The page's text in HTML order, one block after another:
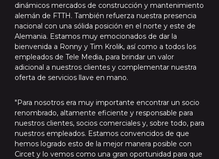
dinámicos mercados de construcción y mantenimiento
alemán de FTTH. También refuerza nuestra presencia
nacional con una sólida posición en el norte y este de
Alemania. Estamos muy emocionados de dar la
bienvenida a Ronny y Tim Krolik, así como a todos los
empleados de Tele Media, para brindar un valor
adicional a nuestros clientes y complementar nuestra
oferta de servicios llave en mano.
"Para nosotros era muy importante encontrar un socio
renombrado, altamente eficiente y responsable para
nuestros clientes, socios comerciales y, sobre todo, para
nuestros empleados. Estamos convencidos de que
hemos logrado esto de la mejor manera posible con
Circet y lo vemos como una gran oportunidad para que